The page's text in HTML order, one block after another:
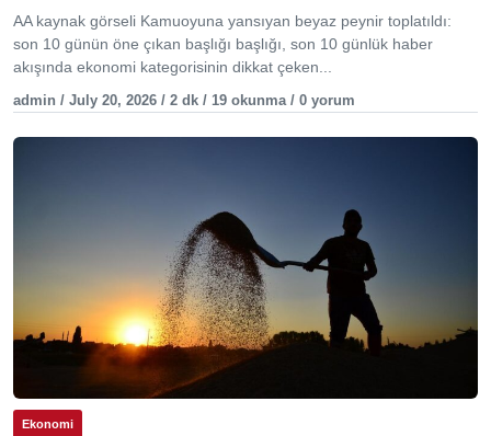
AA kaynak görseli Kamuoyuna yansıyan beyaz peynir toplatıldı:
son 10 günün öne çıkan başlığı başlığı, son 10 günlük haber
akışında ekonomi kategorisinin dikkat çeken...
admin / July 20, 2026 / 2 dk / 19 okunma / 0 yorum
Ekonomi